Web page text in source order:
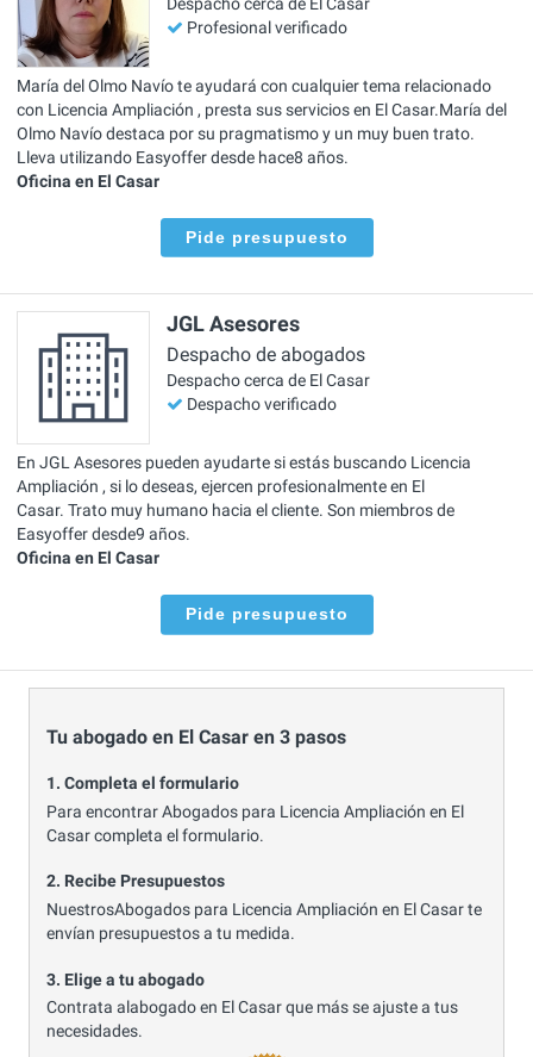
Profesional verificado
María del Olmo Navío te ayudará con cualquier tema relacionado
con Licencia Ampliación , presta sus servicios en El Casar.María del
Olmo Navío destaca por su pragmatismo y un muy buen trato.
Lleva utilizando Easyoffer desde hace8 años.
Oficina en El Casar
Pide presupuesto
JGL Asesores
Despacho de abogados
Despacho cerca de El Casar
Despacho verificado
En JGL Asesores pueden ayudarte si estás buscando Licencia
Ampliación , si lo deseas, ejercen profesionalmente en El
Casar. Trato muy humano hacia el cliente. Son miembros de
Easyoffer desde9 años.
Oficina en El Casar
Pide presupuesto
Tu abogado en El Casar en 3 pasos
1. Completa el formulario
Para encontrar Abogados para Licencia Ampliación en El
Casar completa el formulario.
2. Recibe Presupuestos
NuestrosAbogados para Licencia Ampliación en El Casar te
envían presupuestos a tu medida.
3. Elige a tu abogado
Contrata alabogado en El Casar que más se ajuste a tus
necesidades.